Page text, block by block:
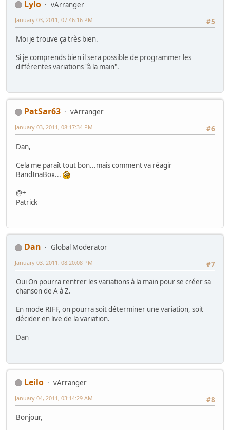
Lylo
vArranger
#5
January 03, 2011, 07:46:16 PM
Moi je trouve ça très bien.
Si je comprends bien il sera possible de programmer les
différentes variations "à la main".
PatSar63
vArranger
#6
January 03, 2011, 08:17:34 PM
Dan,
Cela me paraît tout bon...mais comment va réagir
BandInaBox...
@+
Patrick
Dan
Global Moderator
#7
January 03, 2011, 08:20:08 PM
Oui On pourra rentrer les variations à la main pour se créer sa
chanson de A à Z.
En mode RIFF, on pourra soit déterminer une variation, soit
décider en live de la variation.
Dan
Leilo
vArranger
#8
January 04, 2011, 03:14:29 AM
Bonjour,